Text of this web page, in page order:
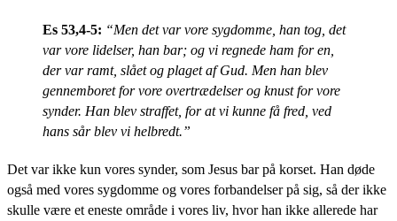
Es 53,4-5: “Men det var vore sygdomme, han tog, det
var vore lidelser, han bar; og vi regnede ham for en,
der var ramt, slået og plaget af Gud. Men han blev
gennemboret for vore overtrædelser og knust for vore
synder. Han blev straffet, for at vi kunne få fred, ved
hans sår blev vi helbredt.”
Det var ikke kun vores synder, som Jesus bar på korset. Han døde
også med vores sygdomme og vores forbandelser på sig, så der ikke
skulle være et eneste område i vores liv, hvor han ikke allerede har